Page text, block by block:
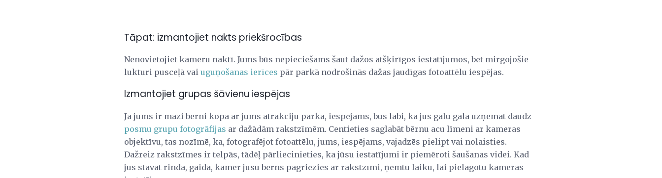
Tāpat: izmantojiet nakts priekšrocības
Nenovietojiet kameru naktī. Jums būs nepieciešams šaut dažos atšķirīgos iestatījumos, bet mirgojošie
lukturi pusceļā vai uguņošanas ierīces pār parkā nodrošinās dažas jaudīgas fotoattēlu iespējas.
Izmantojiet grupas šāvienu iespējas
Ja jums ir mazi bērni kopā ar jums atrakciju parkā, iespējams, būs labi, ka jūs galu galā uzņemat daudz
posmu grupu fotogrāfijas ar dažādām rakstzīmēm. Centieties saglabāt bērnu acu līmeni ar kameras
objektīvu, tas nozīmē, ka, fotografējot fotoattēlu, jums, iespējams, vajadzēs pielipt vai nolaisties.
Dažreiz rakstzīmes ir telpās, tādēļ pārliecinieties, ka jūsu iestatījumi ir piemēroti šaušanas videi. Kad
jūs stāvat rindā, gaida, kamēr jūsu bērns pagriezies ar rakstzīmi, ņemtu laiku, lai pielāgotu kameras